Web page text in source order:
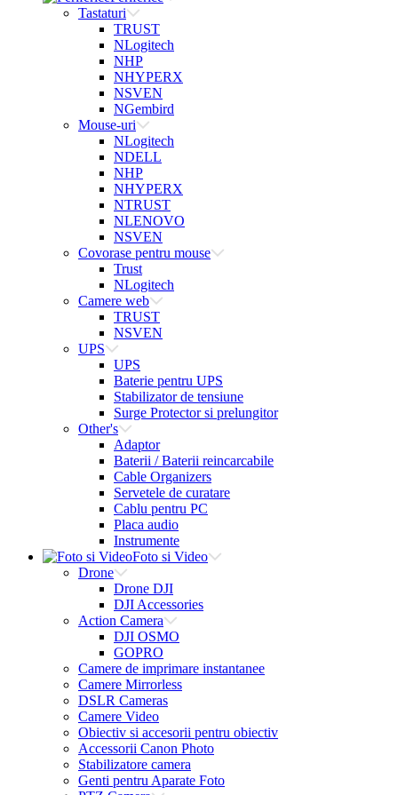
Tastaturi
TRUST
NLogitech
NHP
NHYPERX
NSVEN
NGembird
Mouse-uri
NLogitech
NDELL
NHP
NHYPERX
NTRUST
NLENOVO
NSVEN
Covorase pentru mouse
Trust
NLogitech
Camere web
TRUST
NSVEN
UPS
UPS
Baterie pentru UPS
Stabilizator de tensiune
Surge Protector si prelungitor
Other's
Adaptor
Baterii / Baterii reincarcabile
Cable Organizers
Servetele de curatare
Cablu pentru PC
Placa audio
Instrumente
Foto si Video
Drone
Drone DJI
DJI Accessories
Action Camera
DJI OSMO
GOPRO
Camere de imprimare instantanee
Camere Mirrorless
DSLR Cameras
Camere Video
Obiectiv si accesorii pentru obiectiv
Accessorii Canon Photo
Stabilizatore camera
Genti pentru Aparate Foto